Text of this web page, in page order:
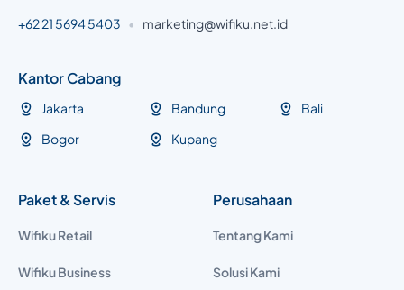
+62 21 5694 5403 • marketing@wifiku.net.id
Kantor Cabang
Jakarta
Bogor
Bandung
Kupang
Bali
Paket & Servis
Wifiku Retail
Wifiku Business
Perusahaan
Tentang Kami
Solusi Kami